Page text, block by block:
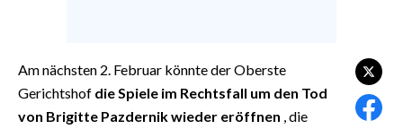
INSULARITÀ
Am nächsten 2. Februar könnte der Oberste
Gerichtshof die Spiele im Rechtsfall um den Tod
von Brigitte Pazdernik wieder eröffnen , die